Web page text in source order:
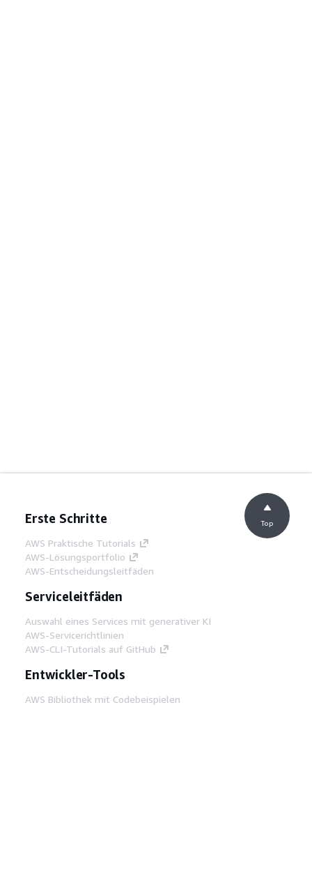
Erste Schritte
AWS Praktische Tutorials
AWS-Lösungsportfolio
AWS-Entscheidungsleitfäden
Serviceleitfäden
Auswahl eines Services mit generativer KI
AWS-Servicerichtlinien
AWS-CLI-Tutorials auf GitHub
Entwickler-Tools
AWS Bibliothek mit Codebeispielen
Top